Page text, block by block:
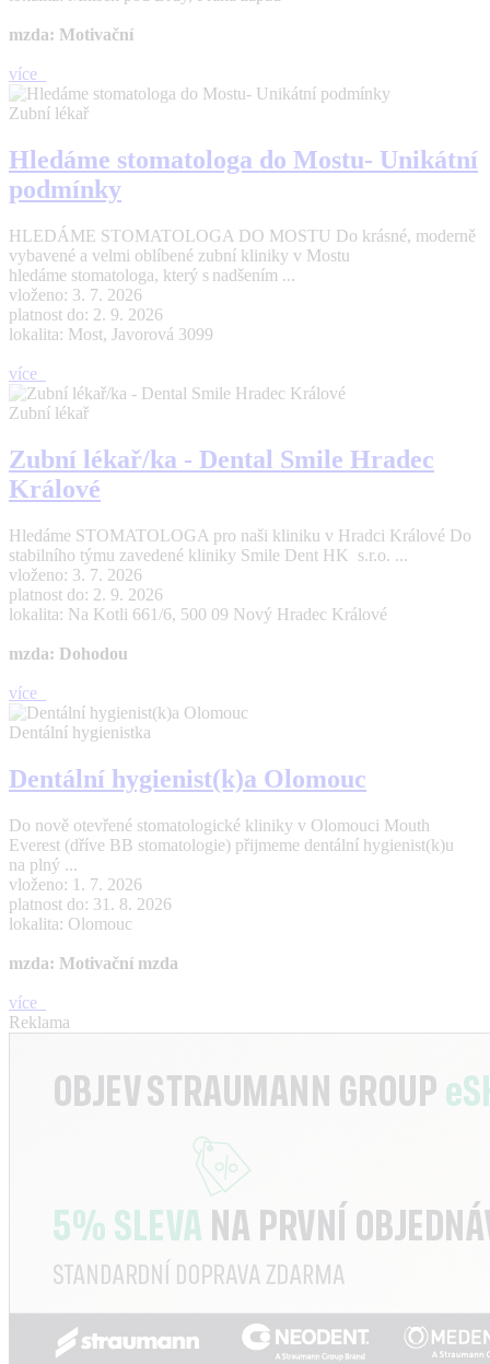
mzda: Motivační
více
Zubní lékař
Hledáme stomatologa do Mostu- Unikátní
podmínky
HLEDÁME STOMATOLOGA DO MOSTU Do krásné, moderně
vybavené a velmi oblíbené zubní kliniky v Mostu
hledáme stomatologa, který s nadšením ...
vloženo: 3. 7. 2026
platnost do: 2. 9. 2026
lokalita: Most, Javorová 3099
více
Zubní lékař
Zubní lékař/ka - Dental Smile Hradec
Králové
Hledáme STOMATOLOGA pro naši kliniku v Hradci Králové Do
stabilního týmu zavedené kliniky Smile Dent HK s.r.o. ...
vloženo: 3. 7. 2026
platnost do: 2. 9. 2026
lokalita: Na Kotli 661/6, 500 09 Nový Hradec Králové
mzda: Dohodou
více
Dentální hygienistka
Dentální hygienist(k)a Olomouc
Do nově otevřené stomatologické kliniky v Olomouci Mouth
Everest (dříve BB stomatologie) přijmeme dentální hygienist(k)u
na plný ...
vloženo: 1. 7. 2026
platnost do: 31. 8. 2026
lokalita: Olomouc
mzda: Motivační mzda
více
Reklama